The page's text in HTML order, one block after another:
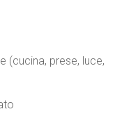
(cucina, prese, luce,